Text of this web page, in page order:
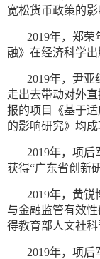
宽松货币政策的
2019年，郑
融》在经济科学出
2019年，尹
走出去带动对外
报的项目《基于
的影响研究》均
2019年，项
获得“广东省创新
2019年，黄
与金融监管有效
得教育部人文社科
2019年，项